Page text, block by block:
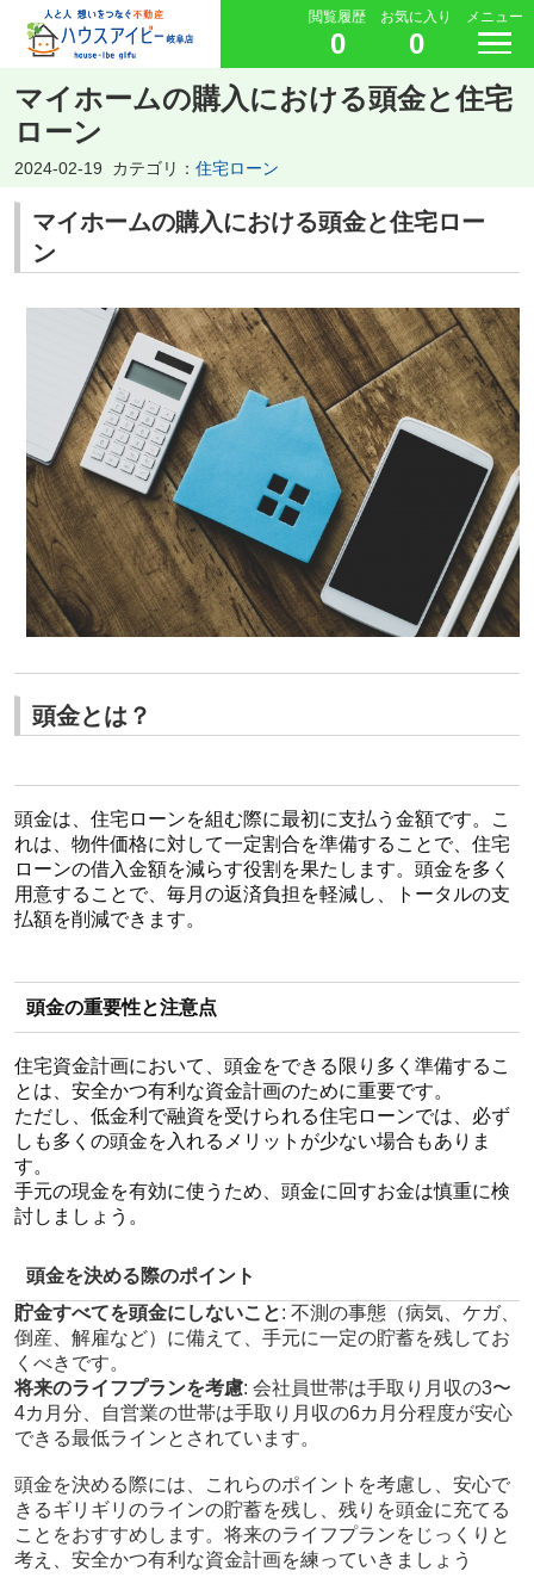
閲覧履歴
0
お気に入り
0
メニュー
マイホームの購入における頭金と住宅
ローン
2024-02-19 カテゴリ： 住宅ローン
マイホームの購入における頭金と住宅ロー
ン
頭金とは？
頭金は、住宅ローンを組む際に最初に支払う金額です。こ
れは、物件価格に対して一定割合を準備することで、住宅
ローンの借入金額を減らす役割を果たします。頭金を多く
用意することで、毎月の返済負担を軽減し、トータルの支
払額を削減できます。
頭金の重要性と注意点
住宅資金計画において、頭金をできる限り多く準備するこ
とは、安全かつ有利な資金計画のために重要です。
ただし、低金利で融資を受けられる住宅ローンでは、必ず
しも多くの頭金を入れるメリットが少ない場合もありま
す。
手元の現金を有効に使うため、頭金に回すお金は慎重に検
討しましょう。
頭金を決める際のポイント
貯金すべてを頭金にしないこと: 不測の事態（病気、ケガ、
倒産、解雇など）に備えて、手元に一定の貯蓄を残してお
くべきです。
将来のライフプランを考慮: 会社員世帯は手取り月収の3〜
4カ月分、自営業の世帯は手取り月収の6カ月分程度が安心
できる最低ラインとされています。
頭金を決める際には、これらのポイントを考慮し、安心で
きるギリギリのラインの貯蓄を残し、残りを頭金に充てる
ことをおすすめします。将来のライフプランをじっくりと
考え、安全かつ有利な資金計画を練っていきましょう